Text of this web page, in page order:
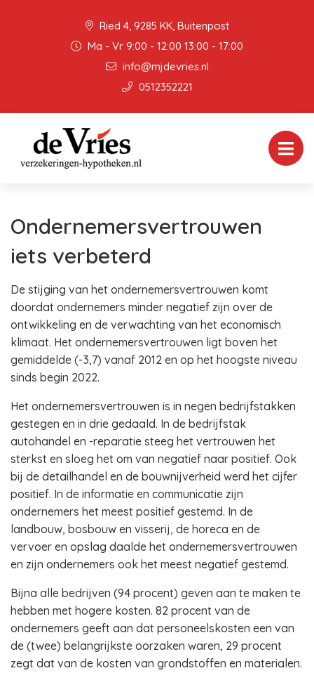
Ried 4, 9285 KK, Buitenpost
Ma - Vr 9:00 - 12:00 13:00 - 17:00
info@mjdevries.nl
0512352221
Ondernemersvertrouwen
iets verbeterd
De stijging van het ondernemersvertrouwen komt
doordat ondernemers minder negatief zijn over de
ontwikkeling en de verwachting van het economisch
klimaat. Het ondernemersvertrouwen ligt boven het
gemiddelde (-3,7) vanaf 2012 en op het hoogste niveau
sinds begin 2022.
Het ondernemersvertrouwen is in negen bedrijfstakken
gestegen en in drie gedaald. In de bedrijfstak
autohandel en -reparatie steeg het vertrouwen het
sterkst en sloeg het om van negatief naar positief. Ook
bij de detailhandel en de bouwnijverheid werd het cijfer
positief. In de informatie en communicatie zijn
ondernemers het meest positief gestemd. In de
landbouw, bosbouw en visserij, de horeca en de
vervoer en opslag daalde het ondernemersvertrouwen
en zijn ondernemers ook het meest negatief gestemd.
Bijna alle bedrijven (94 procent) geven aan te maken te
hebben met hogere kosten. 82 procent van de
ondernemers geeft aan dat personeelskosten een van
de (twee) belangrijkste oorzaken waren, 29 procent
zegt dat van de kosten van grondstoffen en materialen.